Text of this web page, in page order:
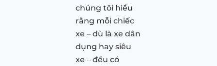
chúng tôi hiểu
rằng mỗi chiếc
xe – dù là xe dân
dụng hay siêu
xe – đều có